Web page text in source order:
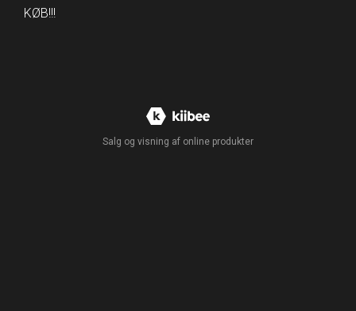
KØB!!!
Salg og visning af online produkter